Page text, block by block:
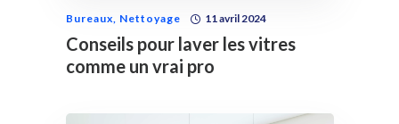
Bureaux, Nettoyage 11 avril 2024
Conseils pour laver les vitres
comme un vrai pro